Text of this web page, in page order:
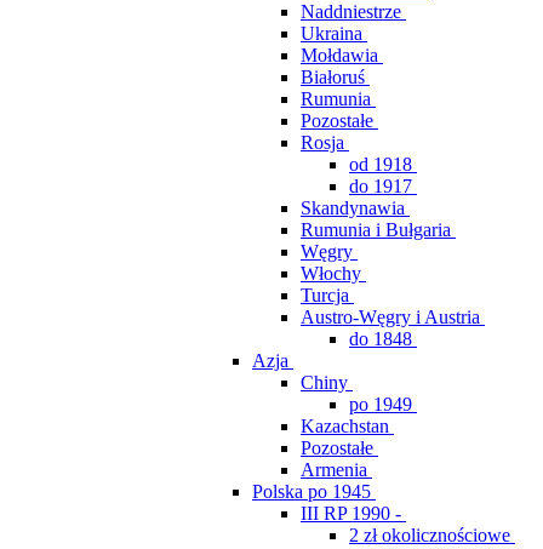
Naddniestrze
Ukraina
Mołdawia
Białoruś
Rumunia
Pozostałe
Rosja
od 1918
do 1917
Skandynawia
Rumunia i Bułgaria
Węgry
Włochy
Turcja
Austro-Węgry i Austria
do 1848
Azja
Chiny
po 1949
Kazachstan
Pozostałe
Armenia
Polska po 1945
III RP 1990 -
2 zł okolicznościowe